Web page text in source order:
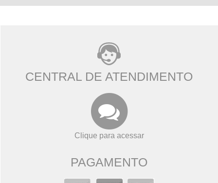
CENTRAL DE ATENDIMENTO
Clique para acessar
PAGAMENTO